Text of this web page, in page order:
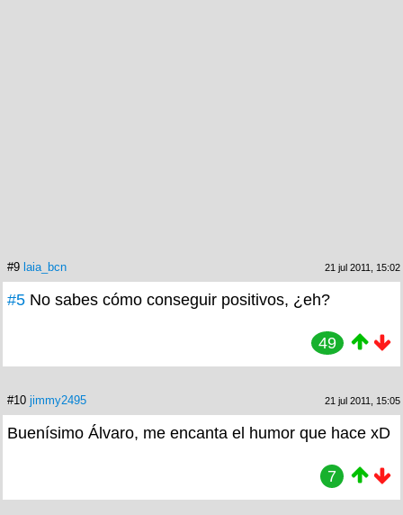
#9 laia_bcn 21 jul 2011, 15:02
#5 No sabes cómo conseguir positivos, ¿eh?
49
#10 jimmy2495 21 jul 2011, 15:05
Buenísimo Álvaro, me encanta el humor que hace xD
7